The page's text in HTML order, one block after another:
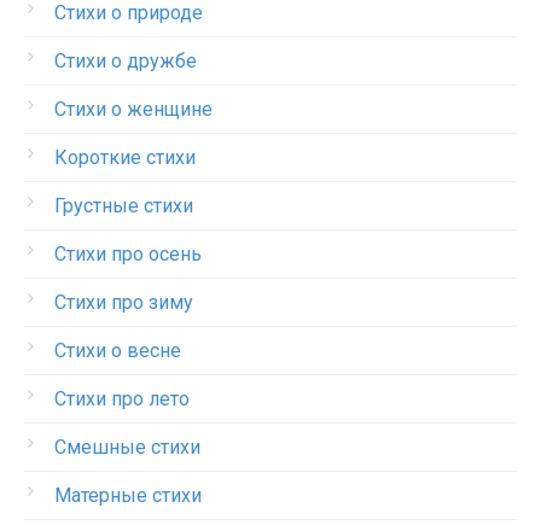
Стихи о природе
Стихи о дружбе
Стихи о женщине
Короткие стихи
Грустные стихи
Стихи про осень
Стихи про зиму
Стихи о весне
Стихи про лето
Смешные стихи
Матерные стихи